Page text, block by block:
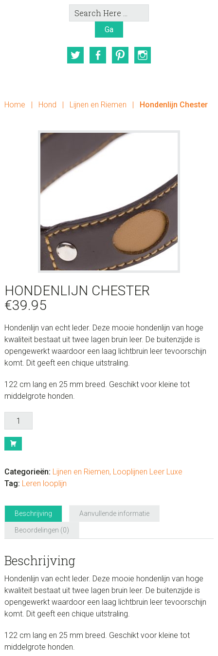
Search
Here
TwitterFacebookPinterest
Home | Hond | Lijnen en Riemen | Hondenlijn Chester
HONDENLIJN CHESTER
€39.95
Hondenlijn van echt leder. Deze mooie hondenlijn van hoge
kwaliteit bestaat uit twee lagen bruin leer. De buitenzijde is
opengewerkt waardoor een laag lichtbruin leer tevoorschijn
komt. Dit geeft een chique uitstraling.
122 cm lang en 25 mm breed. Geschikt voor kleine tot
middelgrote honden.
Hondenlijn
Chester
aantal
Categorieën: Lijnen en Riemen, Looplijnen Leer Luxe
Tag: Leren looplijn
Beschrijving Aanvullende informatie
Beoordelingen (0)
Beschrijving
Hondenlijn van echt leder. Deze mooie hondenlijn van hoge
kwaliteit bestaat uit twee lagen bruin leer. De buitenzijde is
opengewerkt waardoor een laag lichtbruin leer tevoorschijn
komt. Dit geeft een chique uitstraling.
122 cm lang en 25 mm breed. Geschikt voor kleine tot
middelgrote honden.